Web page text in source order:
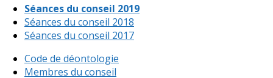
Séances du conseil 2019
Séances du conseil 2018
Séances du conseil 2017
Code de déontologie
Membres du conseil